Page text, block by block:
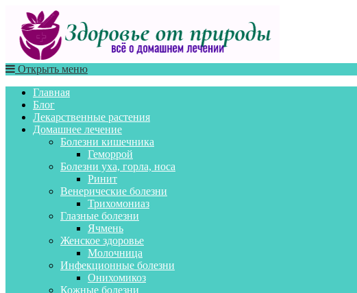
Открыть меню
Главная
Блог
Лекарственные растения
Домашнее лечение
Болезни кишечника
Геморрой
Болезни уха, горла, носа
Ринит
Венерические болезни
Трихомониаз
Глазные болезни
Ячмень
Женское здоровье
Молочница
Инфекционные болезни
Онихомикоз
Кожные болезни